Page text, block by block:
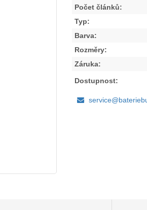
Počet článků:
Typ:
Barva:
Rozměry:
Záruka:
Dostupnost: